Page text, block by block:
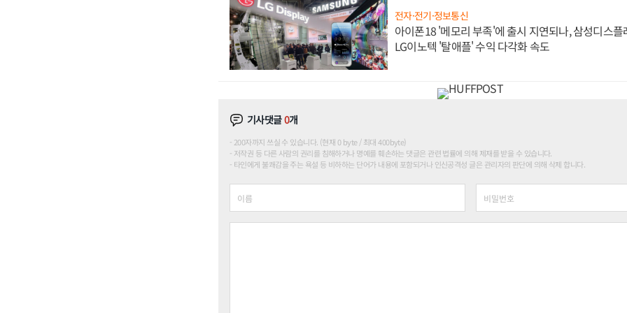
전자·전기·정보통신
아이폰18 '메모리 부족'에 출시 지연되나, 삼성디스플
LG이노텍 '탈애플' 수익 다각화 속도
기사댓글0개
200자까지 쓰실 수 있습니다. (현재 0 byte / 최대 400byte)
저작권 등 다른 사람의 권리를 침해하거나 명예를 훼손하는 댓글은 관련 법률에 의해 제재를 받을 수 있습니다.
타인에게 불쾌감을 주는 욕설 등 비하하는 단어가 내용에 포함되거나 인신공격성 글은 관리자의 판단에 의해 삭제 합니다.